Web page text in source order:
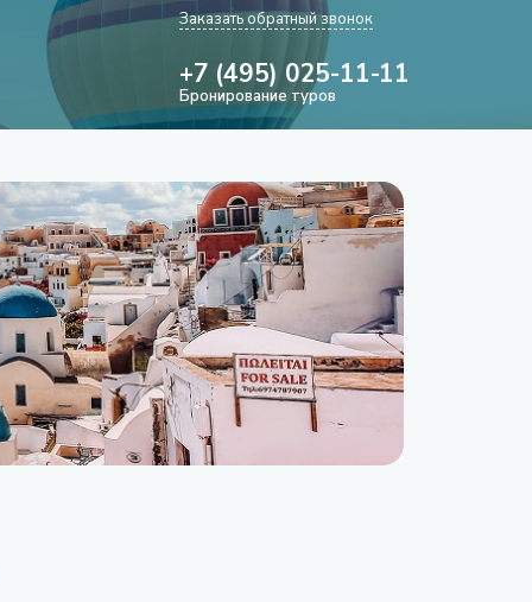
Заказать обратный звонок
+7 (495) 025-11-11
Бронирование туров